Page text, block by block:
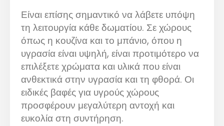
Είναι επίσης σημαντικό να λάβετε υπόψη
τη λειτουργία κάθε δωματίου. Σε χώρους
όπως η κουζίνα και το μπάνιο, όπου η
υγρασία είναι υψηλή, είναι προτιμότερο να
επιλέξετε χρώματα και υλικά που είναι
ανθεκτικά στην υγρασία και τη φθορά. Οι
ειδικές βαφές για υγρούς χώρους
προσφέρουν μεγαλύτερη αντοχή και
ευκολία στη συντήρηση.